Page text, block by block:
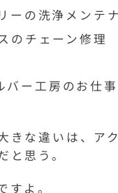
ーの洗浄メンテ
のチェーン修理
バー工房のお仕
きな違いは、ア
と思う。
すよ。